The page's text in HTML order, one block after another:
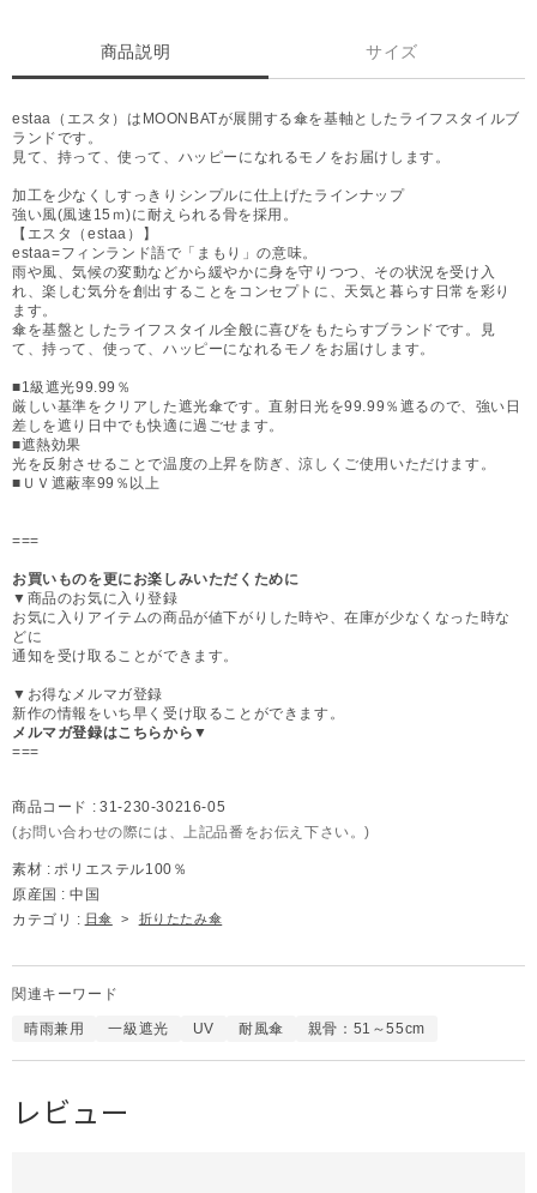
商品説明 サイズ
estaa（エスタ）はMOONBATが展開する傘を基軸としたライフスタイルブ
ランドです。
見て、持って、使って、ハッピーになれるモノをお届けします。
加工を少なくしすっきりシンプルに仕上げたラインナップ
強い風(風速15ｍ)に耐えられる骨を採用。
【エスタ（estaa）】
estaa=フィンランド語で「まもり」の意味。
雨や風、気候の変動などから緩やかに身を守りつつ、その状況を受け入
れ、楽しむ気分を創出することをコンセプトに、天気と暮らす日常を彩り
ます。
傘を基盤としたライフスタイル全般に喜びをもたらすブランドです。見
て、持って、使って、ハッピーになれるモノをお届けします。
■1級遮光99.99％
厳しい基準をクリアした遮光傘です。直射日光を99.99％遮るので、強い日
差しを遮り日中でも快適に過ごせます。
■遮熱効果
光を反射させることで温度の上昇を防ぎ、涼しくご使用いただけます。
■ＵＶ遮蔽率99％以上
===
お買いものを更にお楽しみいただくために
▼商品のお気に入り登録
お気に入りアイテムの商品が値下がりした時や、在庫が少なくなった時な
どに
通知を受け取ることができます。
▼お得なメルマガ登録
新作の情報をいち早く受け取ることができます。
メルマガ登録はこちらから▼
===
商品コード : 31-230-30216-05
(お問い合わせの際には、上記品番をお伝え下さい。)
素材 : ポリエステル100％
原産国 : 中国
カテゴリ : 日傘 > 折りたたみ傘
関連キーワード
晴雨兼用 一級遮光 UV 耐風傘 親骨：51～55cm
レビュー